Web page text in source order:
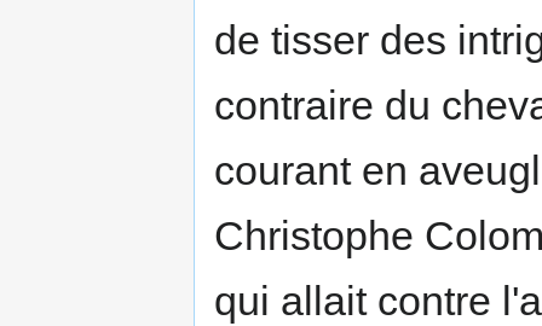
de tisser des
contraire du
courant en
Christophe
qui allait contre